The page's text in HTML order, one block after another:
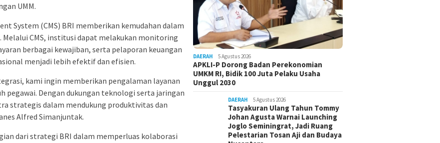
UMM.
System (CMS) BRI memberikan kemudahan dalam
CMS, institusi dapat melakukan monitoring
berbagai kewajiban, serta pelaporan keuangan
menjadi lebih efektif dan efisien.
kami ingin memberikan pengalaman layanan
pegawai. Dengan dukungan teknologi serta jaringan
strategis dalam mendukung produktivitas dan
Alfred Simanjuntak.
dari strategi BRI dalam memperluas kolaborasi
DAERAH 5 Agustus 2026
APKLI-P Dorong Badan Perekonomian
UMKM RI, Bidik 100 Juta Pelaku Usaha
Unggul 2030
DAERAH 5 Agustus 2026
Tasyakuran Ulang Tahun Tommy
Johan Agusta Warnai Launching
Joglo Seminingrat, Jadi Ruang
Pelestarian Tosan Aji dan Budaya